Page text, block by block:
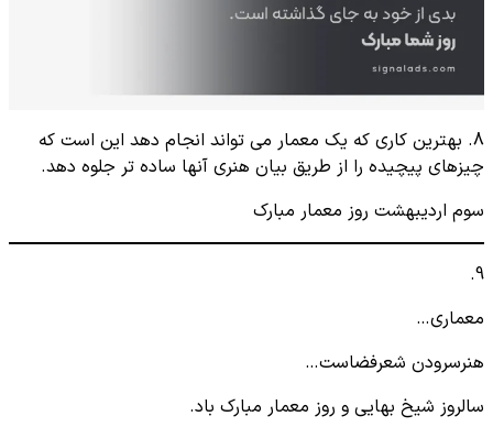
8. بهترین کاری که یک معمار می تواند انجام دهد این است که
چیزهای پیچیده را از طریق بیان هنری آنها ساده تر جلوه دهد.
سوم اردیبهشت روز معمار مبارک
9.
معماری…
هنرسرودن شعرفضاست…
سالروز شیخ بهایی و روز معمار مبارک باد.